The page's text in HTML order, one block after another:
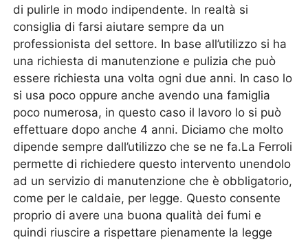
di pulirle in modo indipendente. In realtà si
consiglia di farsi aiutare sempre da un
professionista del settore. In base all’utilizzo si ha
una richiesta di manutenzione e pulizia che può
essere richiesta una volta ogni due anni. In caso lo
si usa poco oppure anche avendo una famiglia
poco numerosa, in questo caso il lavoro lo si può
effettuare dopo anche 4 anni. Diciamo che molto
dipende sempre dall’utilizzo che se ne fa.La Ferroli
permette di richiedere questo intervento unendolo
ad un servizio di manutenzione che è obbligatorio,
come per le caldaie, per legge. Questo consente
proprio di avere una buona qualità dei fumi e
quindi riuscire a rispettare pienamente la legge